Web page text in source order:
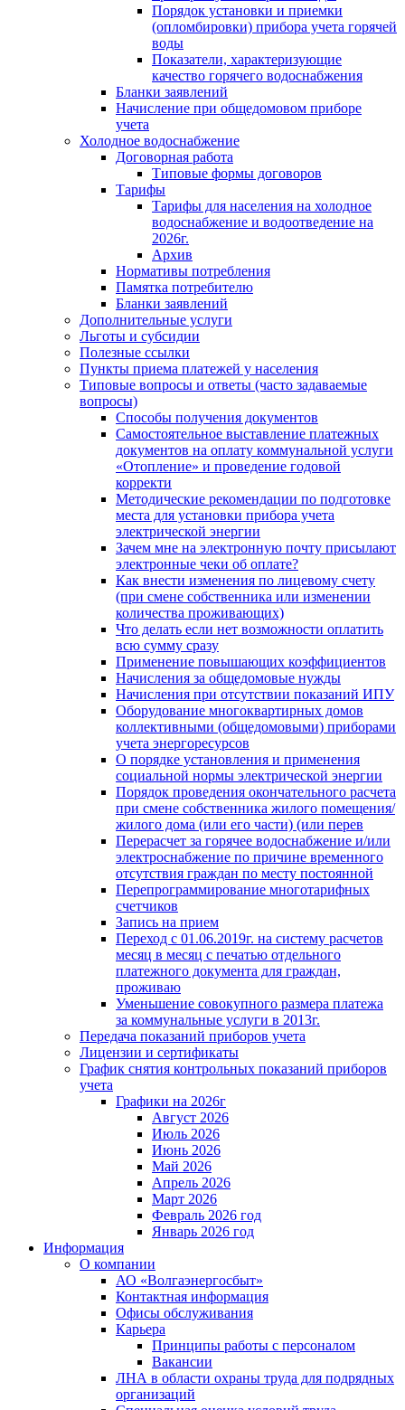
Порядок установки и приемки
(опломбировки) прибора учета горячей
воды
Показатели, характеризующие
качество горячего водоснабжения
Бланки заявлений
Начисление при общедомовом приборе
учета
Холодное водоснабжение
Договорная работа
Типовые формы договоров
Тарифы
Тарифы для населения на холодное
водоснабжение и водоотведение на
2026г.
Архив
Нормативы потребления
Памятка потребителю
Бланки заявлений
Дополнительные услуги
Льготы и субсидии
Полезные ссылки
Пункты приема платежей у населения
Типовые вопросы и ответы (часто задаваемые
вопросы)
Способы получения документов
Самостоятельное выставление платежных
документов на оплату коммунальной услуги
«Отопление» и проведение годовой
корректи
Методические рекомендации по подготовке
места для установки прибора учета
электрической энергии
Зачем мне на электронную почту присылают
электронные чеки об оплате?
Как внести изменения по лицевому счету
(при смене собственника или изменении
количества проживающих)
Что делать если нет возможности оплатить
всю сумму сразу
Применение повышающих коэффициентов
Начисления за общедомовые нужды
Начисления при отсутствии показаний ИПУ
Оборудование многоквартирных домов
коллективными (общедомовыми) приборами
учета энергоресурсов
О порядке установления и применения
социальной нормы электрической энергии
Порядок проведения окончательного расчета
при смене собственника жилого помещения/
жилого дома (или его части) (или перев
Перерасчет за горячее водоснабжение и/или
электроснабжение по причине временного
отсутствия граждан по месту постоянной
Перепрограммирование многотарифных
счетчиков
Запись на прием
Переход с 01.06.2019г. на систему расчетов
месяц в месяц с печатью отдельного
платежного документа для граждан,
проживаю
Уменьшение совокупного размера платежа
за коммунальные услуги в 2013г.
Передача показаний приборов учета
Лицензии и сертификаты
График снятия контрольных показаний приборов
учета
Графики на 2026г
Август 2026
Июль 2026
Июнь 2026
Май 2026
Апрель 2026
Март 2026
Февраль 2026 год
Январь 2026 год
Информация
О компании
АО «Волгаэнергосбыт»
Контактная информация
Офисы обслуживания
Карьера
Принципы работы с персоналом
Вакансии
ЛНА в области охраны труда для подрядных
организаций